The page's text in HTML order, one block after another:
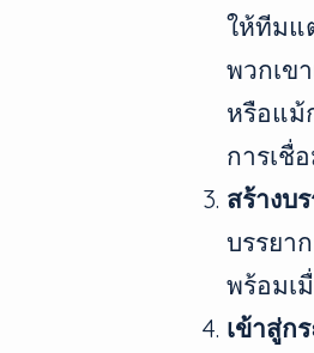
ให้ทีมแ
พวกเข
หรือแม้
การเชื่
สร้างบ
บรรยา
พร้อมเ
เข้าสู่ก